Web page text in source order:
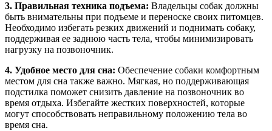
3. Правильная техника подъема: Владельцы собак должны
быть внимательны при подъеме и переноске своих питомцев.
Необходимо избегать резких движений и поднимать собаку,
поддерживая ее заднюю часть тела, чтобы минимизировать
нагрузку на позвоночник.
4. Удобное место для сна: Обеспечение собаки комфортным
местом для сна также важно. Мягкая, но поддерживающая
подстилка поможет снизить давление на позвоночник во
время отдыха. Избегайте жестких поверхностей, которые
могут способствовать неправильному положению тела во
время сна.